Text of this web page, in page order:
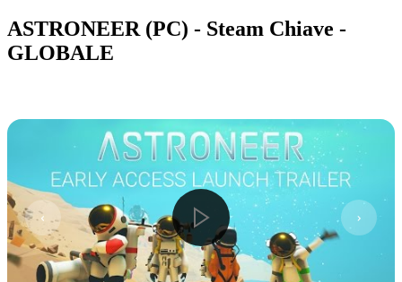
ASTRONEER (PC) - Steam Chiave -
GLOBALE